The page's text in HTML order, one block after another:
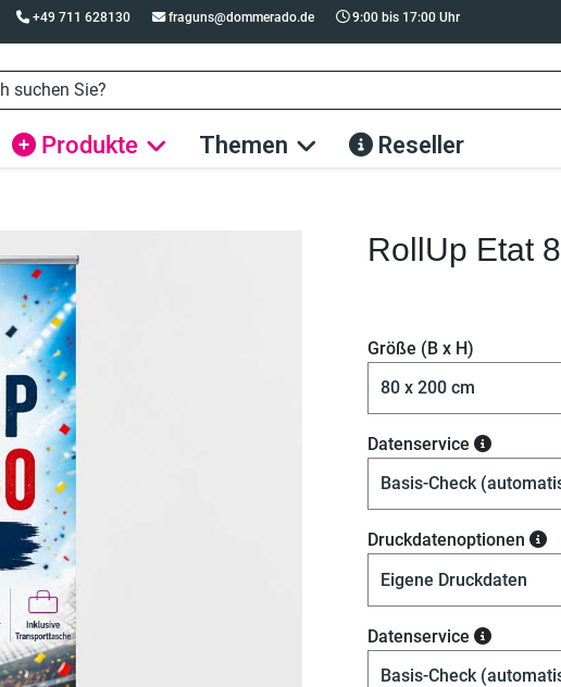
+49 711 628130 fraguns@dommerado.de 9:00 bis 17:00 Uhr
Produkte Themen Reseller
RollUp Etat
Größe (B x H)
Datenservice
Druckdatenoptionen
Datenservice